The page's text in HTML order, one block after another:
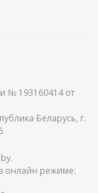
№ 193160414 от
Беларусь, г.
онлайн режиме: